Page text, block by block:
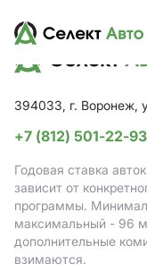
394033, г. Воронеж,
+7 (812) 501-22-93
Годовая ставка
зависит от
программы.
максимальный - 96
дополнительные
взимаются.